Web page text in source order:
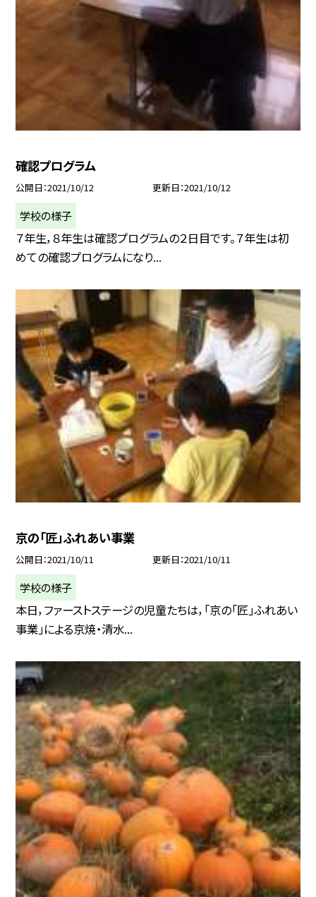
確認プログラム
公開日 2021/10/12 更新日 2021/10/12
学校の様子
７年生，８年生は確認プログラムの２日目です。７年生は初
めての確認プログラムになり...
京の「匠」ふれあい事業
公開日 2021/10/11 更新日 2021/10/11
学校の様子
本日，ファーストステージの児童たちは，「京の「匠」ふれあい
事業」による京焼・清水...